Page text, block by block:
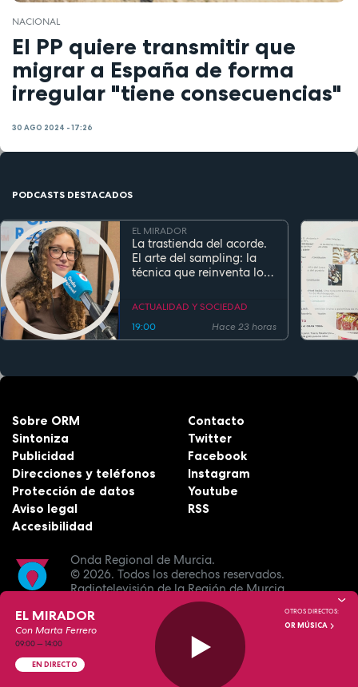
NACIONAL
El PP quiere transmitir que
migrar a España de forma
irregular "tiene consecuencias"
30 AGO 2024 - 17:26
PODCASTS DESTACADOS
EL MIRADOR
La trastienda del acorde.
El arte del sampling: la
técnica que reinventa los
actual
ACTUALIDAD Y SOCIEDAD
19:00
Hace 23 horas
Onda Regional de Murcia.
© 2026. Todos los derechos reservados.
Radiotelevisión de la Región de Murcia.
Sobre ORM
Sintoniza
Publicidad
Direcciones y teléfonos
Protección de datos
Aviso legal
Accesibilidad
Contacto
Twitter
Facebook
Instagram
Youtube
RSS
EL MIRADOR
Con Marta Ferrero
09:00—14:00
EN DIRECTO
OTROS DIRECTOS:
OR MÚSICA